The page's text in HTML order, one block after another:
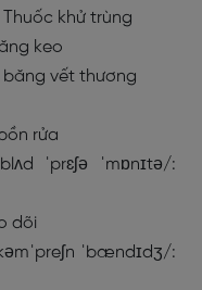
khử trùng
keo
vết thương
rửa
ˈprɛʃə ˈmɒnɪtə/:
dõi
ˈbændɪdʒ/: